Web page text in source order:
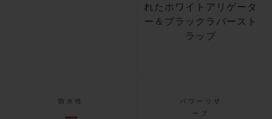
れたホワイトアリゲータ
ー＆ブラックラバースト
ラップ
防水性
パワーリザ
ーブ